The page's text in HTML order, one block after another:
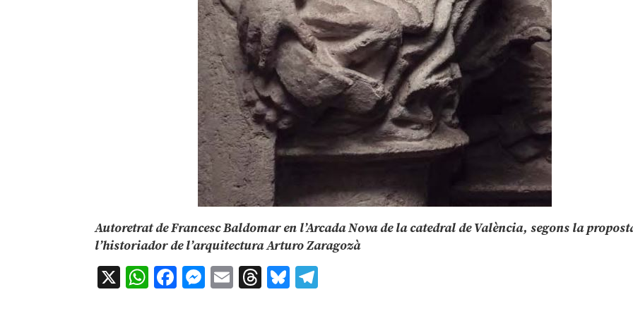
Autoretrat de Francesc Baldomar en l’Arcada Nova de la catedral de València, segons la
l’historiador de l’arquitectura Arturo Zaragozà
X WhatsApp
Facebook
Messenger
EmailThreads
Bluesky